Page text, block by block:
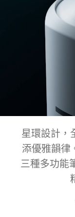
星環設計，
添優雅韻律
三種多功能